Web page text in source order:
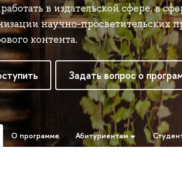
в издательской сфере, в
научно-просветительских
контента.
Задать вопрос о
О программе Абитуриентам